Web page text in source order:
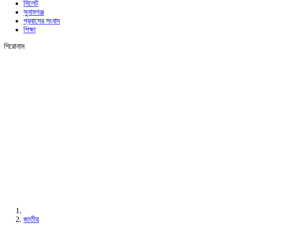
সিলেট
সুনামগঞ্জ
প্রবাসের সংবাদ
শিক্ষা
শিরোনাম
জাতীয়